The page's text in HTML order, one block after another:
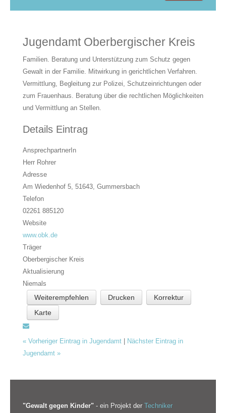
Jugendamt Oberbergischer Kreis
Familien. Beratung und Unterstützung zum Schutz gegen
Gewalt in der Familie. Mitwirkung in gerichtlichen Verfahren.
Vermittlung, Begleitung zur Polizei, Schutzeinrichtungen oder
zum Frauenhaus. Beratung über die rechtlichen Möglichkeiten
und Vermittlung an Stellen.
Details Eintrag
AnsprechpartnerIn
Herr Rohrer
Adresse
Am Wiedenhof 5, 51643, Gummersbach
Telefon
02261 885120
Website
www.obk.de
Träger
Oberbergischer Kreis
Aktualisierung
Niemals
Weiterempfehlen Drucken
Korrektur
Karte
« Vorheriger Eintrag in Jugendamt | Nächster Eintrag in
Jugendamt »
"Gewalt gegen Kinder" - ein Projekt der Techniker